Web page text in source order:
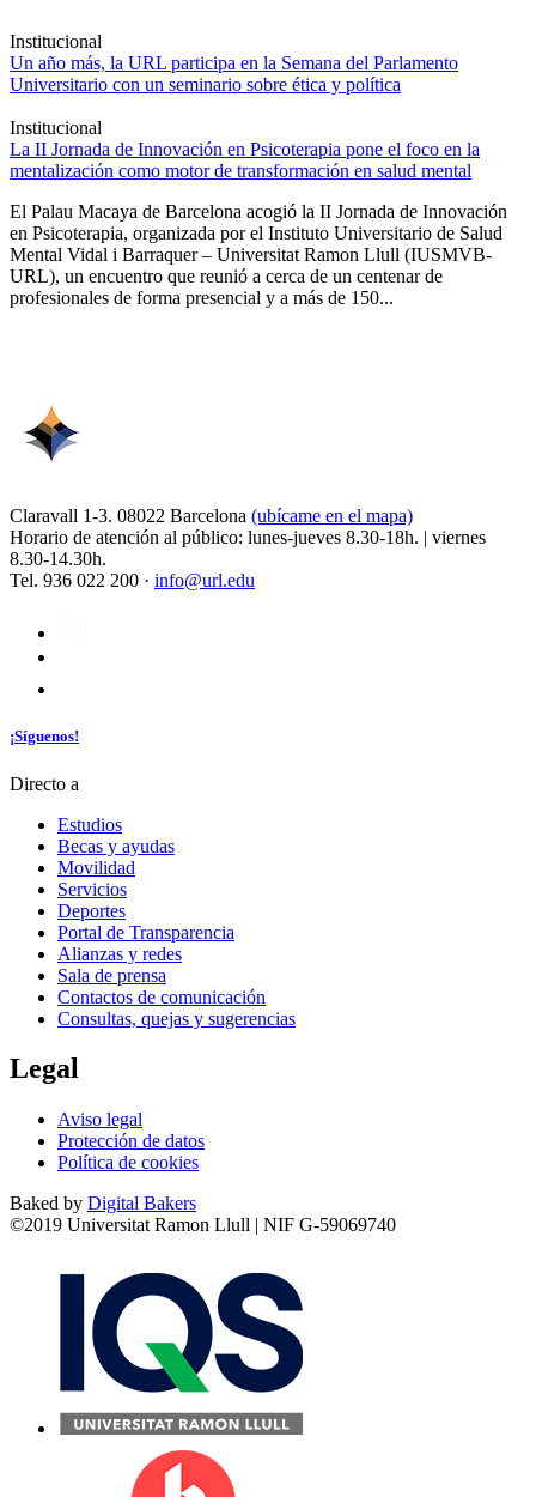
Institucional
Un año más, la URL participa en la Semana del Parlamento
Universitario con un seminario sobre ética y política
Institucional
La II Jornada de Innovación en Psicoterapia pone el foco en la
mentalización como motor de transformación en salud mental
El Palau Macaya de Barcelona acogió la II Jornada de Innovación
en Psicoterapia, organizada por el Instituto Universitario de Salud
Mental Vidal i Barraquer – Universitat Ramon Llull (IUSMVB-
URL), un encuentro que reunió a cerca de un centenar de
profesionales de forma presencial y a más de 150...
Claravall 1-3. 08022 Barcelona (ubícame en el mapa)
Horario de atención al público: lunes-jueves 8.30-18h. | viernes
8.30-14.30h.
Tel. 936 022 200 · info@url.edu
¡Síguenos!
Directo a
Estudios
Becas y ayudas
Movilidad
Servicios
Deportes
Portal de Transparencia
Alianzas y redes
Sala de prensa
Contactos de comunicación
Consultas, quejas y sugerencias
Legal
Aviso legal
Protección de datos
Política de cookies
Baked by Digital Bakers
©2019 Universitat Ramon Llull | NIF G-59069740